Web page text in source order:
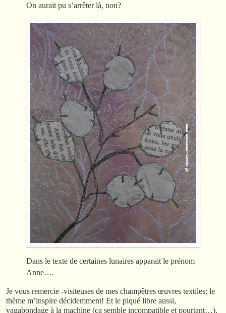
On aurait pu s’arrêter là, non?
Dans le texte de certaines lunaires apparait le prénom
Anne….
Je vous remercie -visiteuses de mes champêtres œuvres textiles; le
thème m’inspire décidemment! Et le piqué libre aussi,
vagabondage à la machine (ça semble incompatible et pourtant…).